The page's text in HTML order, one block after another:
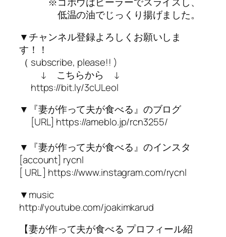
低温の油でじっくり揚げました。
▼チャンネル登録よろしくお願いしま
す！！
（ subscribe, please!! )
↓ こちらから ↓
https://bit.ly/3cULeol
▼『妻が作って夫が食べる』のブログ
[URL] https://ameblo.jp/rcn3255/
▼『妻が作って夫が食べる』のインスタ
[account] rycnl
[ URL ] https://www.instagram.com/rycnl
▼music
http://youtube.com/joakimkarud
【妻が作って夫が食べる プロフィール紹